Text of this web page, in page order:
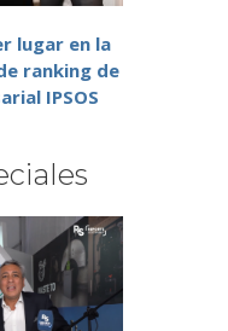
lugar en la
ranking de
IPSOS